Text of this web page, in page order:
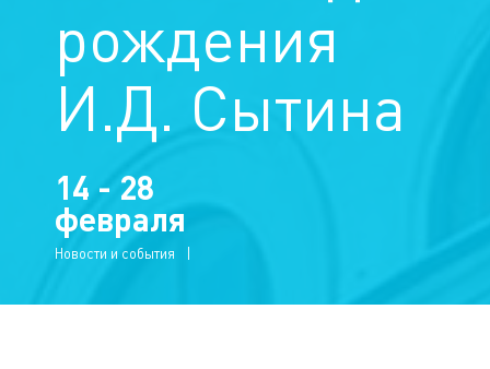
рождения
И.Д. Сытина
14 - 28
февраля
Новости и события